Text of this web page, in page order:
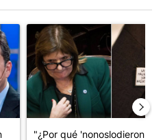
el título "Los gobernadores
Un artículo de tendencia con
"¿Por qué 'nonoslodieron' a